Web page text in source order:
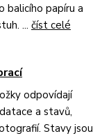
balicího papíru a
... číst celé
odpovídají
a stavů,
Stavy jsou